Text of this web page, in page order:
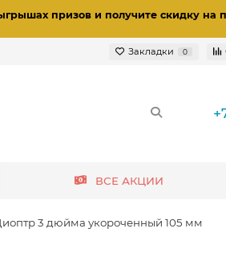
призов и получите скидку на
Закладки 0
ВСЕ АКЦИИ
3 дюйма укороченный 105 мм